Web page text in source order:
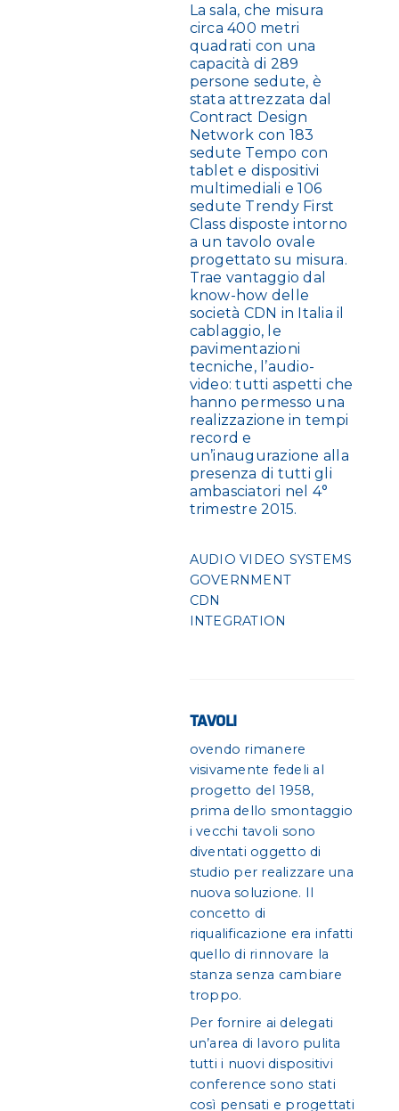
La sala, che misura
circa 400 metri
quadrati con una
capacità di 289
persone sedute, è
stata attrezzata dal
Contract Design
Network con 183
sedute Tempo con
tablet e dispositivi
multimediali e 106
sedute Trendy First
Class disposte intorno
a un tavolo ovale
progettato su misura.
Trae vantaggio dal
know-how delle
società CDN in Italia il
cablaggio, le
pavimentazioni
tecniche, l’audio-
video: tutti aspetti che
hanno permesso una
realizzazione in tempi
record e
un’inaugurazione alla
presenza di tutti gli
ambasciatori nel 4°
trimestre 2015.
AUDIO VIDEO SYSTEMS
GOVERNMENT
CDN
INTEGRATION
TAVOLI
ovendo rimanere
visivamente fedeli al
progetto del 1958,
prima dello smontaggio
i vecchi tavoli sono
diventati oggetto di
studio per realizzare una
nuova soluzione. Il
concetto di
riqualificazione era infatti
quello di rinnovare la
stanza senza cambiare
troppo.
Per fornire ai delegati
un’area di lavoro pulita
tutti i nuovi dispositivi
conference sono stati
così pensati e progettati